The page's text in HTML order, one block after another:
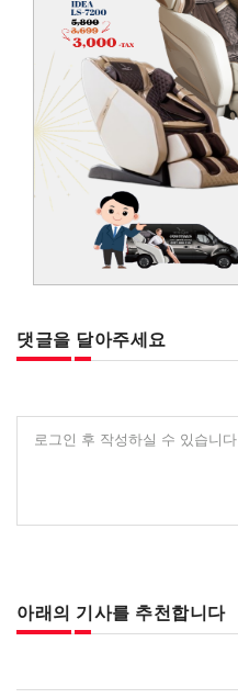
댓글을 달아주세요
로그인 후 작성하실 수 있습니다
아래의 기사를 추천합니다